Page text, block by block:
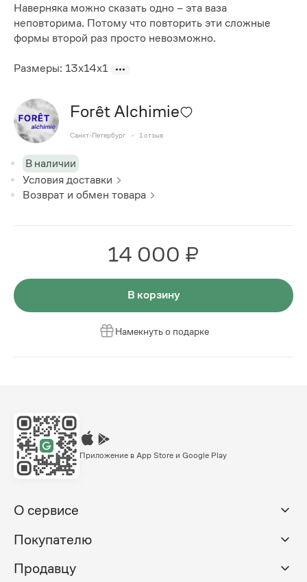
Наверняка можно сказать одно – эта ваза
неповторима. Потому что повторить эти сложные
формы второй раз просто невозможно.
Размеры: 13x14x1
Forêt Alchimie
Санкт-Петербург 1 отзыв
В наличии
Условия доставки
Возврат и обмен товара
14 000 ₽
В корзину
Намекнуть о подарке
Приложение в App Store и Google Play
О сервисе
Покупателю
Продавцу